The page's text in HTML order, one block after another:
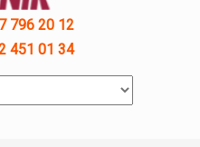
796 20 12
451 01 34